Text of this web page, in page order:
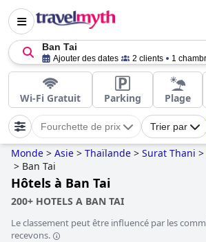
Ban Tai
Ajouter des dates 2 clients 1
Wi-Fi Gratuit Parking Plage
Fourchette de prix Trier par
Monde > Asie > Thaïlande > Surat Thani >
> Ban Tai
Hôtels à Ban Tai
200+ HOTELS A BAN TAI
Le classement peut être influencé par les
recevons.